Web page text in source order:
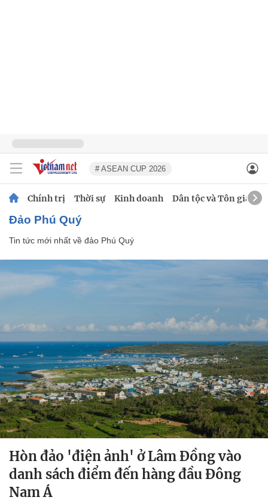
# ASEAN CUP 2026
Chính trị Thời sự Kinh doanh Dân tộc và Tôn giáo
đảo Phú Quý
Tin tức mới nhất về đảo Phú Quý
Hòn đảo 'điện ảnh' ở Lâm Đồng vào
danh sách điểm đến hàng đầu Đông
Nam Á